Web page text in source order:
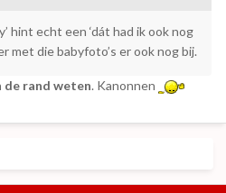
hint echt een ‘dát had ik ook nog
met die babyfoto’s er ook nog bij.
de rand weten. Kanonnen